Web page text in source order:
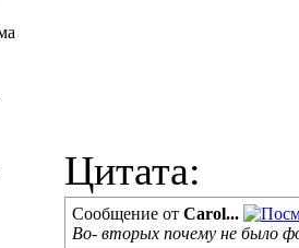
Цитата:
Сообщение от Carol...
Во- вторых почему не было